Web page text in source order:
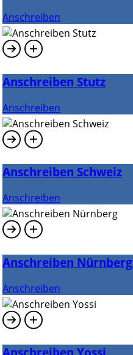
Anschreiben
Anschreiben Stutz
Anschreiben
Anschreiben Schweiz
Anschreiben
Anschreiben Nürnberg
Anschreiben